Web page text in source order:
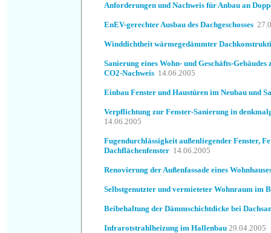
Anforderungen und Nachweis für Anbau an
EnEV-gerechter Ausbau des Dachgeschosses
Winddichtheit wärmegedämmter
Sanierung eines Wohn- und Geschäfts-
CO2-Nachweis 14.06.2005
Einbau Fenster und Haustüren im Neubau und
Verpflichtung zur Fenster-Sanierung in
14.06.2005
Fugendurchlässigkeit außenliegender Fenster,
Dachflächenfenster 14.06.2005
Renovierung der Außenfassade eines
Selbstgenutzter und vermieteter Wohnraum im
Beibehaltung der Dämmschichtdicke bei
Infrarotstrahlheizung im Hallenbau 29.04.2005